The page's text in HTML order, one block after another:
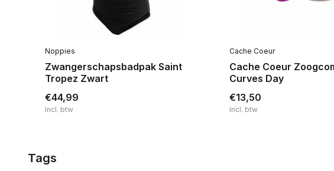
Noppies
Zwangerschapsbadpak Saint
Tropez Zwart
€44,99
Incl. btw
Cache Coeur
Cache Coeur
Curves Day
€13,50
Incl. btw
Tags